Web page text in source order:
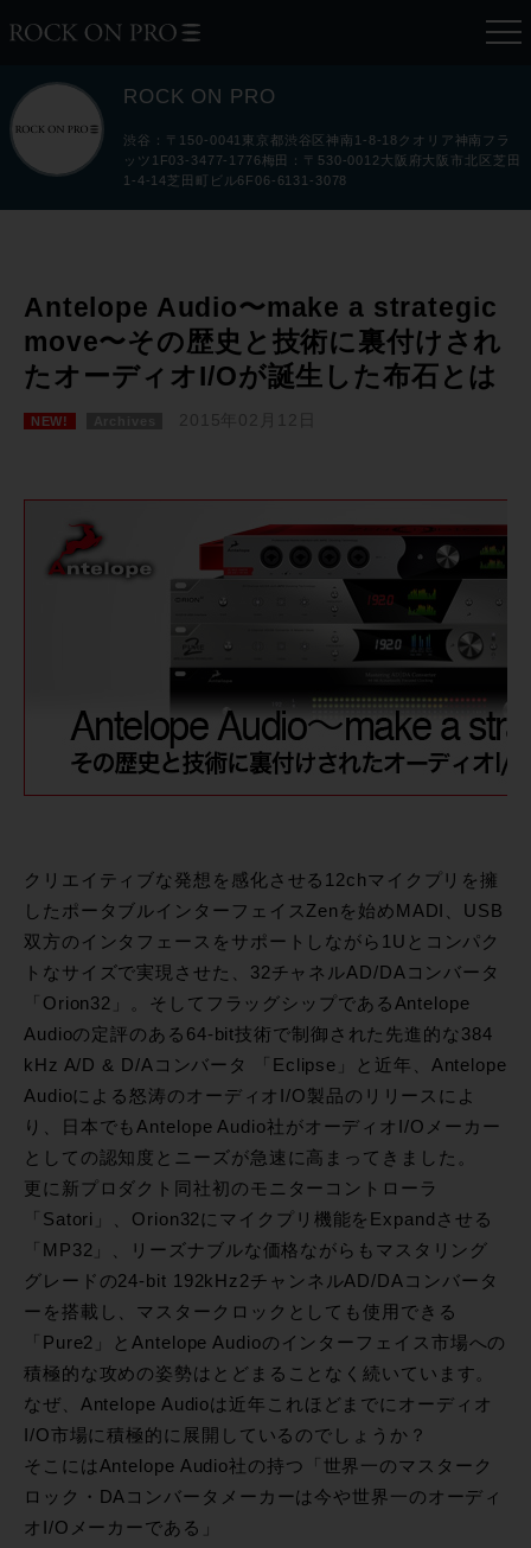
ROCK ON PRO
渋谷：〒150-0041東京都渋谷区神南1-8-18クオリア神南フラ
ッツ1F03-3477-1776梅田：〒530-0012大阪府大阪市北区芝田
1-4-14芝田町ビル6F06-6131-3078
Antelope Audio〜make a strategic
move〜その歴史と技術に裏付けされ
たオーディオI/Oが誕生した布石とは
NEW! 2015年02月12日
クリエイティブな発想を感化させる12chマイクプリを擁
したポータブルインターフェイスZenを始めMADI、USB
双方のインタフェースをサポートしながら1Uとコンパク
トなサイズで実現させた、32チャネルAD/DAコンバータ
「Orion32」。そしてフラッグシップであるAntelope
Audioの定評のある64-bit技術で制御された先進的な384
kHz A/D & D/Aコンバータ 「Eclipse」と近年、Antelope
Audioによる怒涛のオーディオI/O製品のリリースによ
り、日本でもAntelope Audio社がオーディオI/Oメーカー
としての認知度とニーズが急速に高まってきました。
更に新プロダクト同社初のモニターコントローラ
「Satori」、Orion32にマイクプリ機能をExpandさせる
「MP32」、リーズナブルな価格ながらもマスタリング
グレードの24-bit 192kHz2チャンネルAD/DAコンバータ
ーを搭載し、マスタークロックとしても使用できる
「Pure2」とAntelope Audioのインターフェイス市場への
積極的な攻めの姿勢はとどまることなく続いています。
なぜ、Antelope Audioは近年これほどまでにオーディオ
I/O市場に積極的に展開しているのでしょうか？
そこにはAntelope Audio社の持つ「世界一のマスターク
ロック・DAコンバータメーカーは今や世界一のオーディ
オI/Oメーカーである」